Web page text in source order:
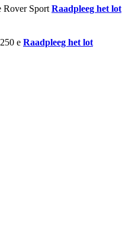
Raadpleeg het lot
Raadpleeg het lot